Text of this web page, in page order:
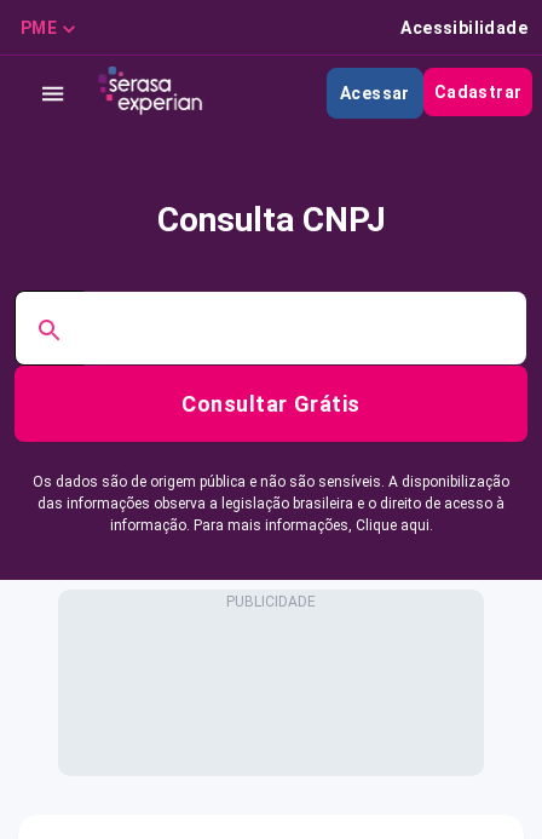
PME Acessibilidade
Acessar Cadastrar
Consulta CNPJ
Consultar Grátis
Os dados são de origem pública e não são sensíveis. A disponibilização
das informações observa a legislação brasileira e o direito de acesso à
informação. Para mais informações, Clique aqui.